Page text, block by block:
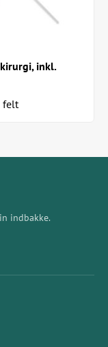
inkl.
felt
indbakke.